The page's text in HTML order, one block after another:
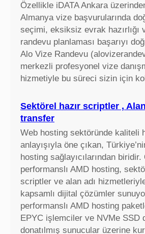
Özellikle iDATA Ankara
Almanya vize başvurularında
seçimi, eksiksiz evrak hazırlığı
randevu planlaması başarıyı
Alo Vize Randevu
merkezli profesyonel vize
hizmetiyle bu süreci sizin için
Sektörel hazır scriptler ,
transfer
Web hosting sektöründe kaliteli
anlayışıyla öne çıkan,
hosting sağlayıcılarından
performanslı AMD hosting,
scriptler ve alan adı
kapsamlı dijital çözümler
performanslı AMD hosting
EPYC işlemciler ve NVMe SSD
donatılmış sunucular üzerine